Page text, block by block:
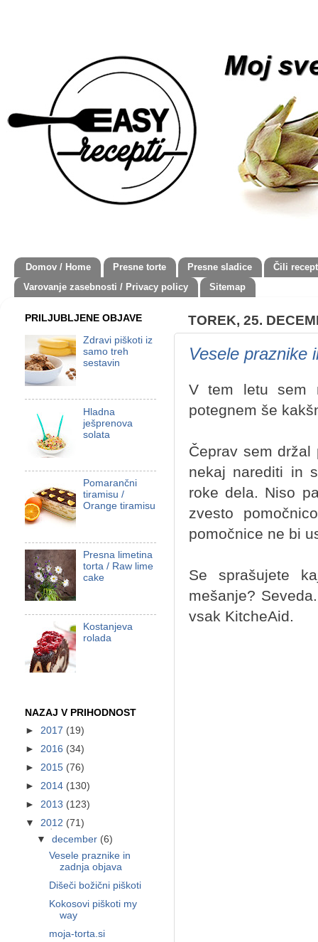
Domov / Home Presne torte Presne sladice
Čili
Varovanje zasebnosti / Privacy policy
Sitemap
TOREK, 25.
Vesele praznike
V tem letu sem
potegnem še
Čeprav sem
nekaj narediti in
roke dela. Niso
zvesto
pomočnice ne bi
Se sprašujete
mešanje?
vsak KitcheAid.
PRILJUBLJENE OBJAVE
Zdravi piškoti iz
samo treh
sestavin
Hladna
ješprenova
solata
Pomarančni
tiramisu /
Orange tiramisu
Presna limetina
torta / Raw lime
cake
Kostanjeva
rolada
NAZAJ V PRIHODNOST
► 2017 (19)
► 2016 (34)
► 2015 (76)
► 2014 (130)
► 2013 (123)
▼ 2012 (71)
▼december (6)
Vesele praznike in
zadnja objava
Dišeči božični piškoti
Kokosovi piškoti my
way
moja-torta.si